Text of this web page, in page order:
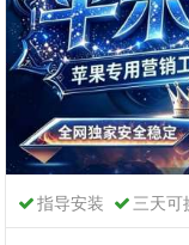
指导安装 三天可